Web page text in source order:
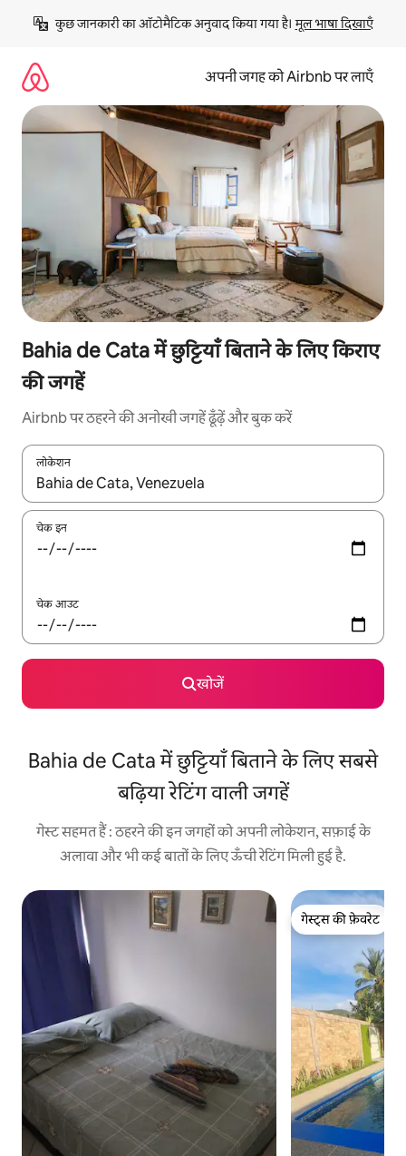
छोड़कर
कॉन्टेंट
कुछ जानकारी का ऑटोमैटिक अनुवाद किया गया है। मूल भाषा दिखाएँ
अपनी जगह को Airbnb पर लाएँ
Bahia de Cata में छुट्टियाँ बिताने के लिए किराए
की जगहें
Airbnb पर ठहरने की अनोखी जगहें ढूँढ़ें और बुक करें
लोकेशन
नतीजों के उपलब्ध होने पर, अप और डाउन 'ऐरो की' का इस्तेमाल करके नेविगेट
चेक इन
चेक आउट
खोजें
Bahia de Cata में छुट्टियाँ बिताने के लिए सबसे
बढ़िया रेटिंग वाली जगहें
गेस्ट सहमत हैं : ठहरने की इन जगहों को अपनी लोकेशन, सफ़ाई के
अलावा और भी कई बातों के लिए ऊँची रेटिंग मिली हुई है.
गेस्ट्स की फ़ेवरेट
गेस्ट्स की फ़ेवरेट